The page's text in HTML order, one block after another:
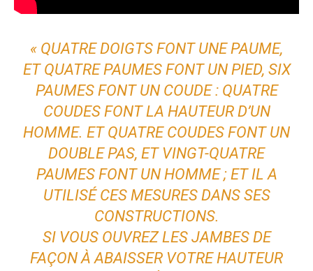
« QUATRE DOIGTS FONT UNE PAUME,
ET QUATRE PAUMES FONT UN PIED, SIX
PAUMES FONT UN COUDE : QUATRE
COUDES FONT LA HAUTEUR D’UN
HOMME. ET QUATRE COUDES FONT UN
DOUBLE PAS, ET VINGT-QUATRE
PAUMES FONT UN HOMME ; ET IL A
UTILISÉ CES MESURES DANS SES
CONSTRUCTIONS.
SI VOUS OUVREZ LES JAMBES DE
FAÇON À ABAISSER VOTRE HAUTEUR